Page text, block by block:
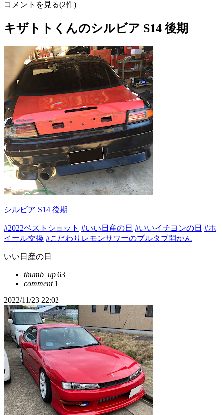
コメントを見る(2件)
キザトトくんのシルビア S14 後期
シルビア S14 後期
#2022ベストショット #いい日産の日 #いいイチヨンの日 #ホ
イール交換 #こだわりレモンサワーのプルタブ開かん
いい日産の日
thumb_up 63
comment1
2022/11/23 22:02